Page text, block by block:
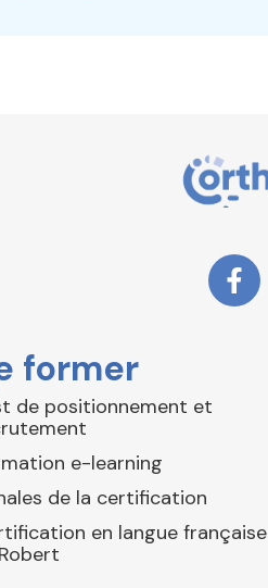
former
de positionnement et
e-learning
de la certification
en langue française